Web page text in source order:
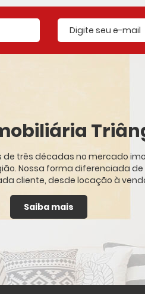
E-mail cadastrado
de três décadas no mercado
Nossa forma diferenciada
cliente, desde locação à
Saiba mais